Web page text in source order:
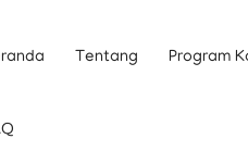
Tentang Program